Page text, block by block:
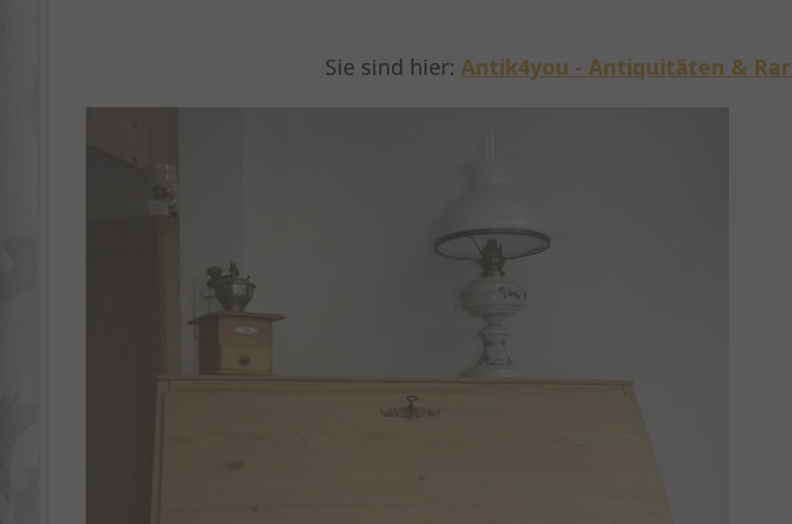
Sie sind hier: Antik4you - Antiquitäten &